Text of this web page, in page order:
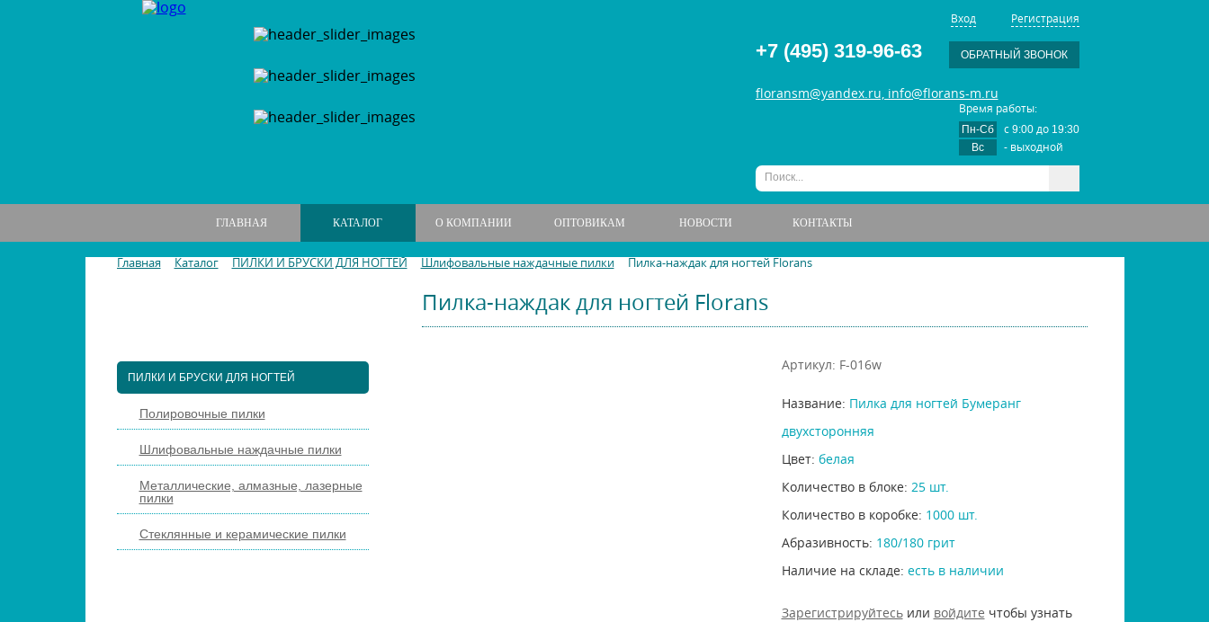
Вход Регистрация
+7 (495) 319-96-63 ОБРАТНЫЙ ЗВОНОК
floransm@yandex.ru, info@florans-m.ru
Время работы:
Пн-Сб с 9:00до 19:30
Вс
- выходной
ГЛАВНАЯ КАТАЛОГ О КОМПАНИИ ОПТОВИКАМ НОВОСТИ КОНТАКТЫ
Главная Каталог ПИЛКИ И БРУСКИ ДЛЯ НОГТЕЙ Шлифовальные наждачные пилки Пилка-наждак для ногтей Florans
ПИЛКИ И БРУСКИ ДЛЯ НОГТЕЙ
Полировочные пилки
Шлифовальные наждачные пилки
Металлические, алмазные, лазерные
пилки
Стеклянные и керамические пилки
Пилка-наждак для ногтей Florans
Артикул: F-016w
Название: Пилка для ногтей Бумеранг
двухсторонняя
Цвет: белая
Количество в блоке: 25 шт.
Количество в коробке: 1000 шт.
Абразивность: 180/180 грит
Наличие на складе: есть в наличии
Зарегистрируйтесьили войдите чтобы узнать